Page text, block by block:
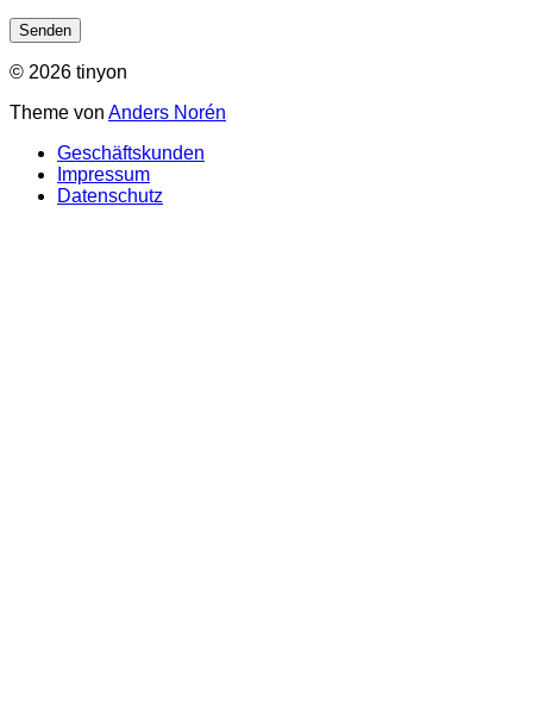
© 2026 tinyon
Theme von Anders Norén
Geschäftskunden
Impressum
Datenschutz